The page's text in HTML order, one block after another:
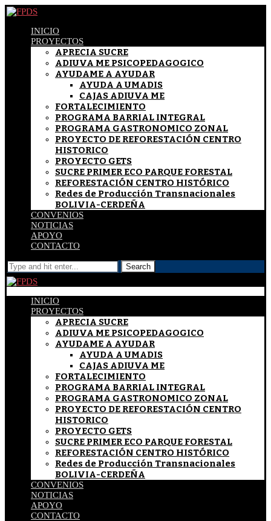
INICIO
PROYECTOS
APRECIA SUCRE
ADIUVA ME PSICOPEDAGOGICO
AYUDAME A AYUDAR
AYUDA A UMADIS
CAJAS ADIUVA ME
FORTALECIMIENTO
PROGRAMA BARRIAL INTEGRAL
PROGRAMA GASTRONOMICO ZONAL
PROYECTO DE REFORESTACIÓN CENTRO
HISTORICO
PROYECTO GETS
SUCRE PRIMER ECO PARQUE FORESTAL
REFORESTACIÓN CENTRO HISTÓRICO
Redes de Producción Transnacionales
BOLIVIA-CERDEÑA
CONVENIOS
NOTICIAS
APOYO
CONTACTO
Search
INICIO
PROYECTOS
APRECIA SUCRE
ADIUVA ME PSICOPEDAGOGICO
AYUDAME A AYUDAR
AYUDA A UMADIS
CAJAS ADIUVA ME
FORTALECIMIENTO
PROGRAMA BARRIAL INTEGRAL
PROGRAMA GASTRONOMICO ZONAL
PROYECTO DE REFORESTACIÓN CENTRO
HISTORICO
PROYECTO GETS
SUCRE PRIMER ECO PARQUE FORESTAL
REFORESTACIÓN CENTRO HISTÓRICO
Redes de Producción Transnacionales
BOLIVIA-CERDEÑA
CONVENIOS
NOTICIAS
APOYO
CONTACTO